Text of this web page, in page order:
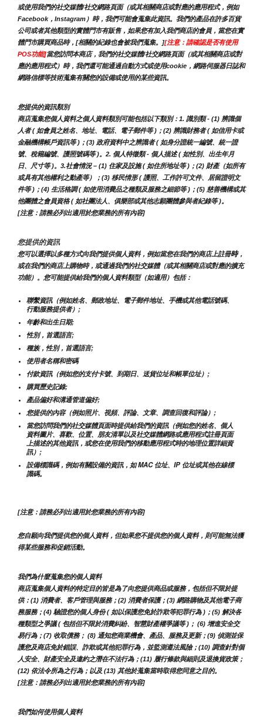
或使用我們的社交媒體/社交網路頁面（或其相關商店或對應的應用程式，例如
Facebook，Instagram）時，我們可能會蒐集此資訊。我們的產品在許多百貨
公司或者其他類型的實體門市有販售，如果您有加入我們商店的會員，當您在實
體門市購買商品時，[相關的紀錄也會被我們蒐集。][注意：請確認是否有使用
POS功能]當您訪問本商店，我們的社交媒體/社交網路頁面（或其相關商店或對
應的應用程式）時，我們還可能通過自動方式或使用cookie，網路伺服器日誌和
網路信標等技術蒐集有關您的設備或使用的某些資訊。
您提供的資訊類別
商店蒐集您個人資料之個人資料類別可能包括以下類別：1. 識別類 - (1) 辨識個
人者 ( 如會員之姓名、地址、電話、電子郵件等 )；(2) 辨識財務者 ( 如信用卡或
金融機構帳戶資訊等 )；(3) 政府資料中之辨識者 ( 如身分證統一編號、統一證
號、稅籍編號、護照號碼等 )。2. 個人特徵類 - 個人描述 ( 如性別、出生年月
日、尺寸等 )。3.社會情況 – (1) 住家及設施 ( 如住所地址等 )；(2) 財產（如所有
或具有其他權利之動產等）；(3) 移民情形 ( 護照、工作許可文件、居留證明文
件等 )；(4) 生活格調 ( 如使用消費品之種類及服務之細節等 )；(5) 慈善機構或其
他團體之會員資格 ( 如社團法人、俱樂部或其他志願團體參與者紀錄等 )。
[注意：請務必列出適用於您業務的所有內容]
您提供的資訊
您可以選擇以多種方式向我們提供個人資料，例如當您在我們的商店上註冊時，
或在我們的商店上購物時，或通過我們的社交媒體（或其相關商店或對應的擴充
功能）。您可能提供給我們的個人資料類型（如適用）包括：
聯繫資訊（例如姓名、郵政地址、電子郵件地址、手機或其他電話號碼、
行動服務提供者）;
年齡和出生日期;
性別，首選語言;
種族，性別，首選語言;
使用者名稱和密碼
付款資訊（例如您的支付卡號、到期日、送貨位址和帳單位址）;
購買歷史記錄;
產品偏好和溝通管道偏好;
您提供的內容（例如照片、視頻、評論、文章、調查回復和評論）;
當您訪問我們的社交媒體頁面時提供給我們的資訊（例如您的姓名、個人
資料圖片、喜歡、位置、朋友清單以及社交媒體網路或應用程式註冊頁面
上描述的其他資訊，或您在使用我們的移動應用程式時的地理位置詳細資
訊）;
設備標識碼，例如有關設備的資訊，如 MAC 位址、IP 位址或其他在線標
識碼。
[注意：請務必列出適用於您業務的所有內容]
您自願向我們提供您的個人資料，但如果您不提供您的個人資料，則可能無法獲
得某些服務和促銷活動。
我們為什麼蒐集您的個人資料
商店蒐集個人資料的特定目的皆是為了向您提供商品或服務，包括但不限於提
供：(1) 消費者、客戶管理與服務；(2) 消費者保護；(3) 網路購物及其他電子商
務服務；(4) 驗證您的個人身份 ( 如以保護您免於詐欺等犯罪行為 )；(5) 解決各
種類型之爭議 ( 包括但不限於消費糾紛、智慧財產權爭議等 )； (6) 增進安全交
易行為；(7) 收取債務； (8) 通知您商業機會、產品、服務及更新；(9) 偵測並保
護您及商店免於錯誤、詐欺或其他犯罪行為，並監測遵法風險；(10) 調查針對個
人安全、財產安全及違約之潛在不法行為；(11) 履行條款與細則及退換貨政策；
(12) 依法令所為之行為；以及 (13) 其他於蒐集當時取得您同意之目的。
[注意：請務必列出適用於您業務的所有內容]
我們如何使用個人資料